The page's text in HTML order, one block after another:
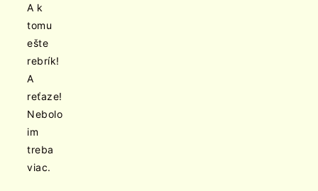
A k
tomu
ešte
rebrík!
A
reťaze!
Nebolo
im
treba
viac.